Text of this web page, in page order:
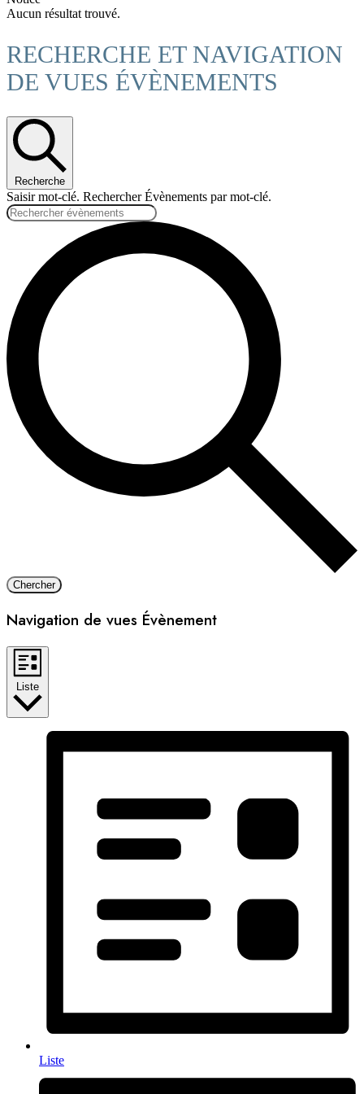
Aucun résultat trouvé.
RECHERCHE ET NAVIGATION
DE VUES ÉVÈNEMENTS
Recherche
Saisir mot-clé. Rechercher Évènements par mot-clé.
Chercher
Navigation de vues Évènement
Liste
Liste